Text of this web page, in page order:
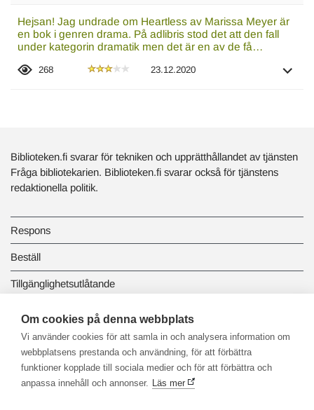
Hejsan! Jag undrade om Heartless av Marissa Meyer är
en bok i genren drama. På adlibris stod det att den fall
under kategorin dramatik men det är en av de få…
268 23.12.2020
Biblioteken.fi svarar för tekniken och upprätthållandet av tjänsten
Fråga bibliotekarien. Biblioteken.fi svarar också för tjänstens
redaktionella politik.
Respons
Beställ
Tillgänglighetsutlåtande
Dataskydd och registerbeskrivningar
Länkbiblioteket
Om cookies på denna webbplats
Vi använder cookies för att samla in och analysera information om
webbplatsens prestanda och användning, för att förbättra
funktioner kopplade till sociala medier och för att förbättra och
anpassa innehåll och annonser. Läs mer